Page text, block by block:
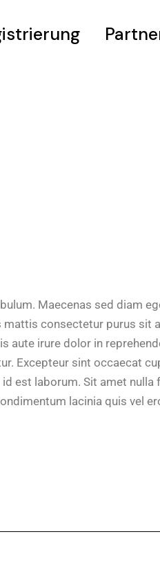
Maecenas sed diam
mattis consectetur purus sit
aute irure dolor in
Excepteur sint occaecat
est laborum. Sit amet nulla
lacinia quis vel